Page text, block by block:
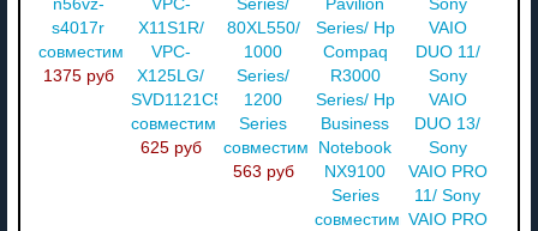
n56vz-
s4017r
совместимый
1375 руб
VPC-
X11S1R/
VPC-
X125LG/
SVD1121C5EB
совместимый
625 руб
Series/
80XL550/
1000
Series/
1200
Series
совместимый
563 руб
Pavilion
Series/ Hp
Compaq
R3000
Series/ Hp
Business
Notebook
NX9100
Series
совместимый
Sony
VAIO
DUO 11/
Sony
VAIO
DUO 13/
Sony
VAIO PRO
11/ Sony
VAIO PRO